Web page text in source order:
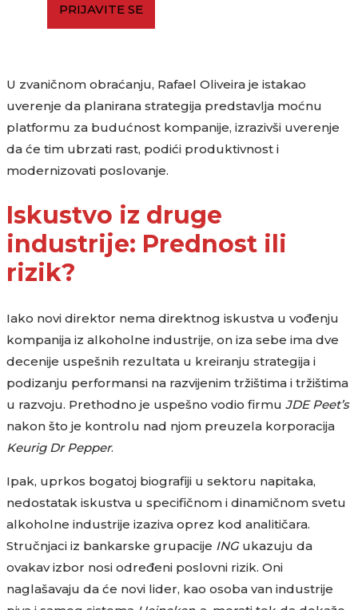
PRIJAVITE SE
U zvaničnom obraćanju, Rafael Oliveira je istakao
uverenje da planirana strategija predstavlja moćnu
platformu za budućnost kompanije, izrazivši uverenje
da će tim ubrzati rast, podići produktivnost i
modernizovati poslovanje.
Iskustvo iz druge
industrije: Prednost ili
rizik?
Iako novi direktor nema direktnog iskustva u vođenju
kompanija iz alkoholne industrije, on iza sebe ima dve
decenije uspešnih rezultata u kreiranju strategija i
podizanju performansi na razvijenim tržištima i tržištima
u razvoju. Prethodno je uspešno vodio firmu JDE Peet’s
nakon što je kontrolu nad njom preuzela korporacija
Keurig Dr Pepper.
Ipak, uprkos bogatoj biografiji u sektoru napitaka,
nedostatak iskustva u specifičnom i dinamičnom svetu
alkoholne industrije izaziva oprez kod analitičara.
Stručnjaci iz bankarske grupacije INGukazuju da
ovakav izbor nosi određeni poslovni rizik. Oni
naglašavaju da će novi lider, kao osoba van industrije